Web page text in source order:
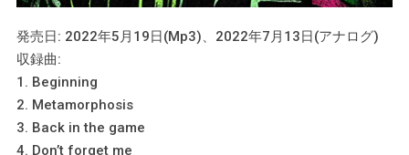
発売日: 2022年5月19日(Mp3)、2022年7月13日(アナログ)
収録曲:
1. Beginning
2. Metamorphosis
3. Back in the game
4. Don’t forget me